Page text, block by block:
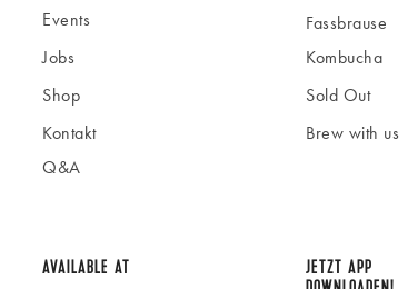
Events
Jobs
Shop
Kontakt
Q&A
Fassbrause
Kombucha
Sold Out
Brew with us
AVAILABLE AT JETZT APP